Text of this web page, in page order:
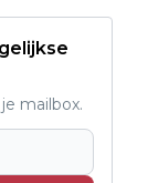
mailbox.